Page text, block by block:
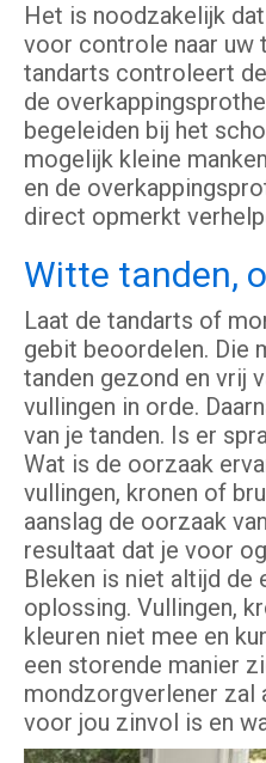
Het is noodzakelijk
voor controle naar uw
tandarts controleert
de
begeleiden bij het
mogelijk kleine
en de
direct opmerkt
Witte tanden,
Laat de tandarts of
gebit beoordelen. Die
tanden gezond en vrij
vullingen in orde.
van je tanden. Is er
Wat is de oorzaak
vullingen, kronen of
aanslag de oorzaak
resultaat dat je voor
Bleken is niet altijd de
oplossing. Vullingen,
kleuren niet mee en
een storende manier
mondzorgverlener zal
voor jou zinvol is en